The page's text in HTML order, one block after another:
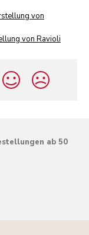
von
von Ravioli
ab 50